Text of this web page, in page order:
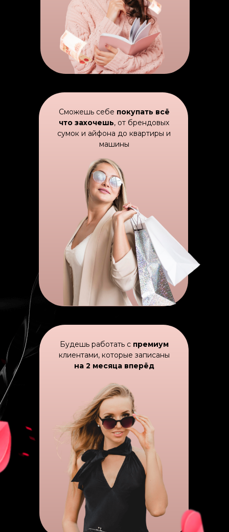
Сможешь себе покупать всё
что захочешь, от брендовых
сумок и айфона до квартиры и
машины
Будешь работать с премиум
клиентами, которые записаны
на 2 месяца вперёд